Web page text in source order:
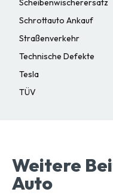
Scheibenwischerersatz
Schrottauto Ankauf
Straßenverkehr
Technische Defekte
Tesla
TÜV
Weitere
Auto